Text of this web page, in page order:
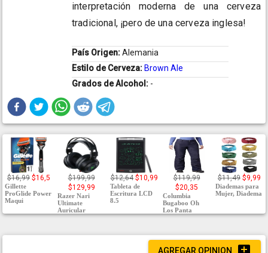
interpretación moderna de una cerveza
tradicional, ¡pero de una cerveza inglesa!
País Origen:Alemania
Estilo de Cerveza: Brown Ale
Grados de Alcohol: -
$16,99 $16,5
Gillette
ProGlide Power
Maqui
$199,99
$129,99
Razer Nari
Ultimate
Auricular
$12,64 $10,99
Tableta de
Escritura LCD
8.5
$119,99
$20,35
Columbia
Bugaboo Oh
Los Panta
$11,49 $9,99
Diademas para
Mujer, Diadema
AGREGAR OPINION